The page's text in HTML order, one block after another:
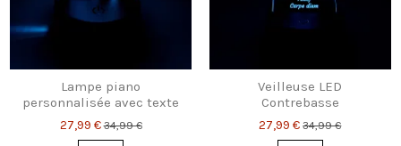
Lampe piano
personnalisée avec texte
découpé – Cadeau
musicien
27,99 €34,99 €
Veilleuse LED
Contrebasse
personnalisée – Prénom
& petit message
27,99 €34,99 €